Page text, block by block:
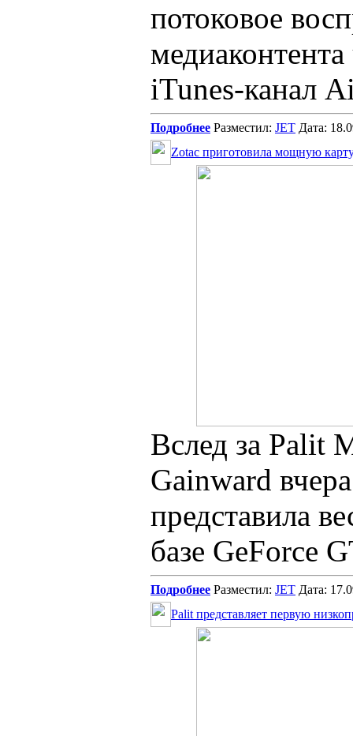
потоковое
iTunes-канал
Подробнее Разместил: JET Дата:
Zotac приготовила мощную
Вслед за Palit
Gainward
представила
базе GeForce
Подробнее Разместил: JET Дата:
Palit представляет первую